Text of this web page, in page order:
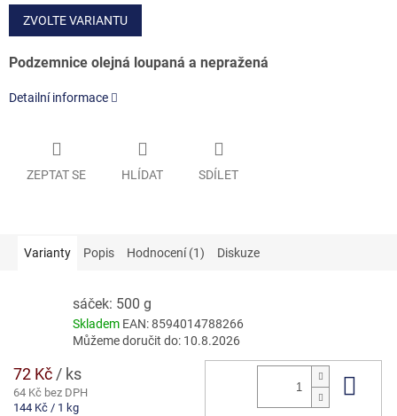
ZVOLTE VARIANTU
Podzemnice olejná loupaná a nepražená
Detailní informace
ZEPTAT SE HLÍDAT SDÍLET
Varianty Popis Hodnocení (1) Diskuze
sáček: 500 g
Skladem EAN:8594014788266
Můžeme doručit do: 10.8.2026
72 Kč / ks
64 Kč bez DPH
Měrná
144 Kč / 1 kg